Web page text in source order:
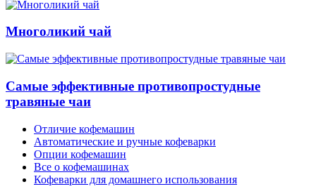
Многоликий чай
Самые эффективные противопростудные
травяные чаи
Отличие кофемашин
Автоматические и ручные кофеварки
Опции кофемашин
Все о кофемашинах
Кофеварки для домашнего использования